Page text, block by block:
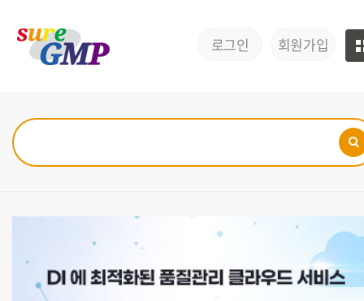
로그인 회원가입